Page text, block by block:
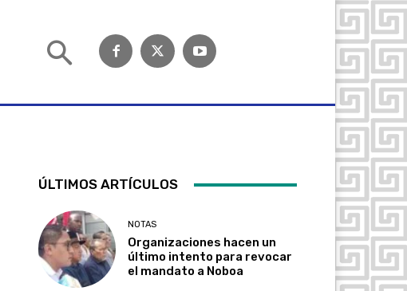
ÚLTIMOS ARTÍCULOS
NOTAS
Organizaciones hacen un
último intento para revocar
el mandato a Noboa